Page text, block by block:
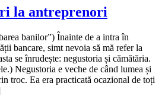
la antreprenori
banilor”) Înainte de a intra în
bancare, simt nevoia să mă refer la
se înrudește: negustoria și cămătăria.
Negustoria e veche de când lumea și
troc. Ea era practicată ocazional de toți